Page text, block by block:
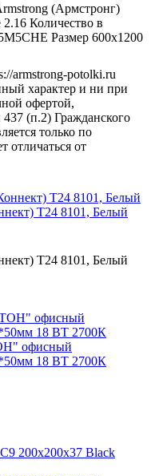
(Армстронг)
2.16 Количество в
Размер 600x1200
armstrong-potolki.ru
характер и ни при
офертой,
(п.2) Гражданского
только по
отличаться от
T24 8101, Белый
T24 8101, Белый
офисный
18 ВТ 2700К